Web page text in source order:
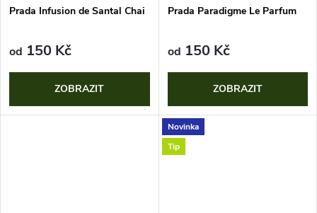
Prada Infusion de Santal Chai
od 150 Kč
ZOBRAZIT
Prada Paradigme Le Parfum
od 150 Kč
ZOBRAZIT
Novinka
Tip